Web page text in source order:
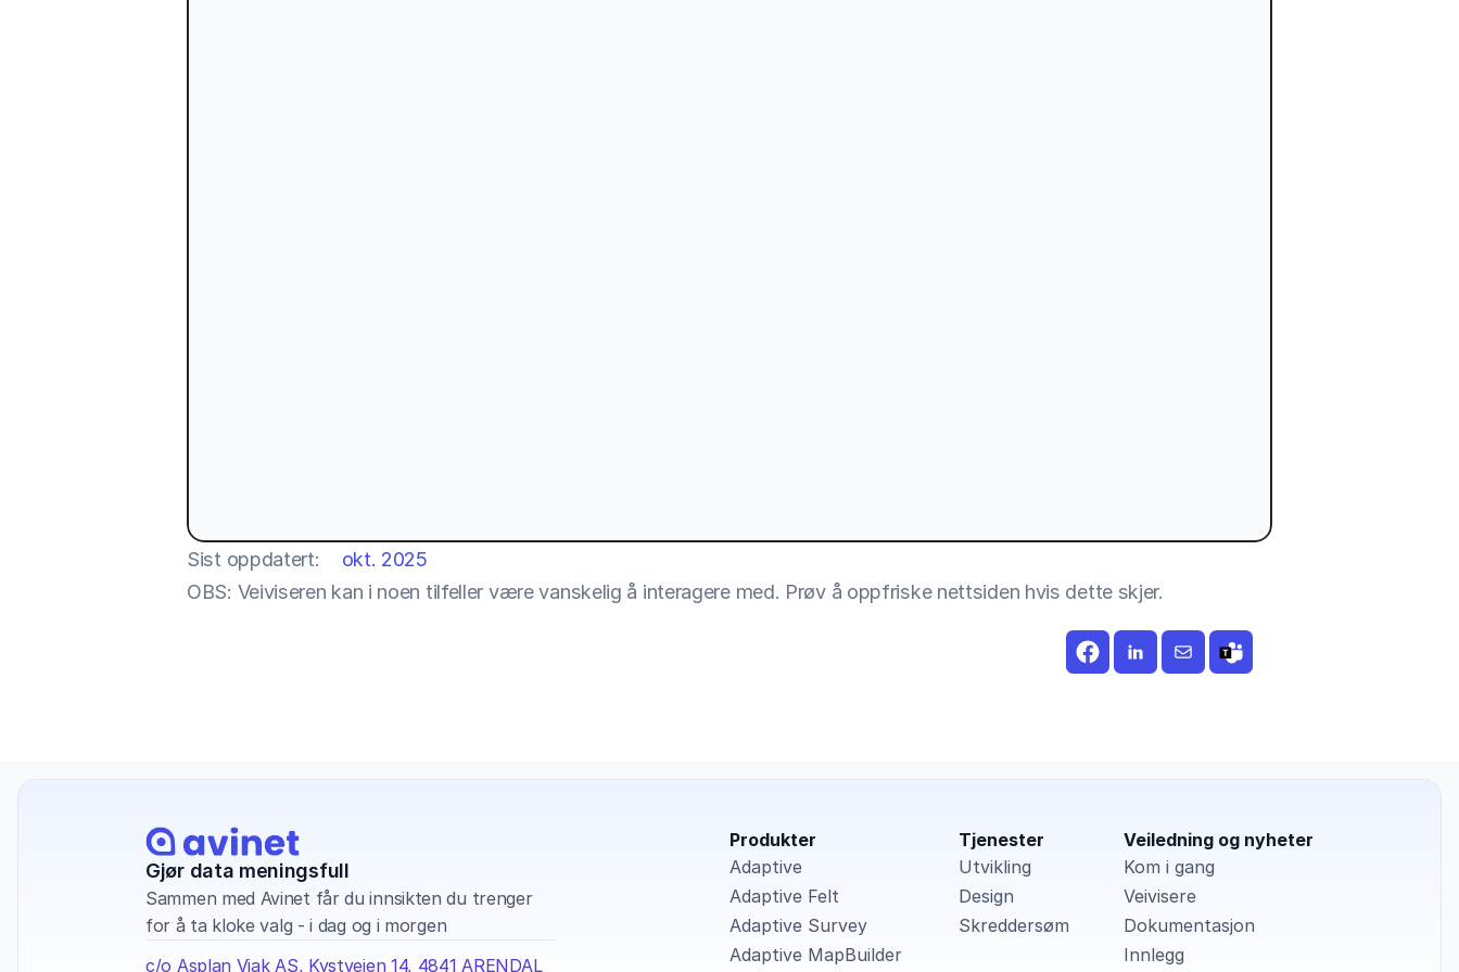
Sist oppdatert:
okt. 2025
OBS: Veiviseren kan i noen tilfeller være vanskelig å interagere med. Prøv å oppfriske nettsiden hvis dette skjer.
Gjør data meningsfull
Sammen med Avinet får du innsikten du trenger
for å ta kloke valg - i dag og i morgen
c/o Asplan Viak AS, Kystveien 14, 4841 ARENDAL
Produkter
Adaptive
Adaptive Felt
Adaptive Survey
Adaptive MapBuilder
Tjenester
Utvikling
Design
Skreddersøm
Veiledning og nyheter
Kom i gang
Veivisere
Dokumentasjon
Innlegg